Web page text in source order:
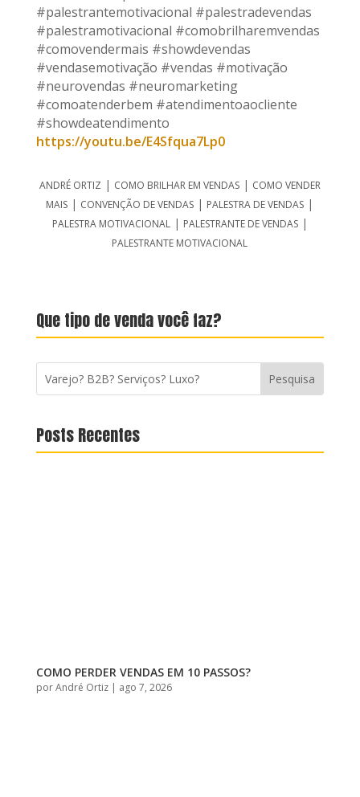
#palestrantemotivacional #palestradevendas
#palestramotivacional #comobrilharemvendas
#comovendermais #showdevendas
#vendasemotivação #vendas #motivação
#neurovendas #neuromarketing
#comoatenderbem #atendimentoaocliente
#showdeatendimento
https://youtu.be/E4Sfqua7Lp0
ANDRÉ ORTIZ | COMO BRILHAR EM VENDAS| COMO VENDER
MAIS | CONVENÇÃO DE VENDAS | PALESTRA DE VENDAS |
PALESTRA MOTIVACIONAL | PALESTRANTE DE VENDAS|
PALESTRANTE MOTIVACIONAL
Que tipo de venda você faz?
Posts Recentes
COMO PERDER VENDAS EM 10 PASSOS?
porAndré Ortiz| ago 7, 2026